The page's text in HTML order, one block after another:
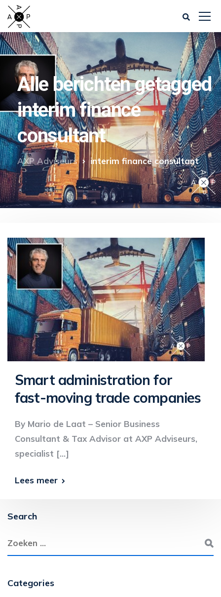
Alle berichten getagged
interim finance
consultant
AXP Adviseurs interim finance consultant
Smart administration for
fast-moving trade companies
By Mario de Laat – Senior Business
Consultant & Tax Advisor at AXP Adviseurs,
specialist […]
Lees meer
Search
Categories